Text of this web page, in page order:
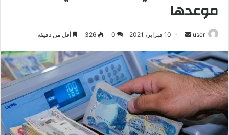
موعدها
user
أرسل
إلكترونيا
10 فبراير، 2021 0
326 أقل من دقيقة